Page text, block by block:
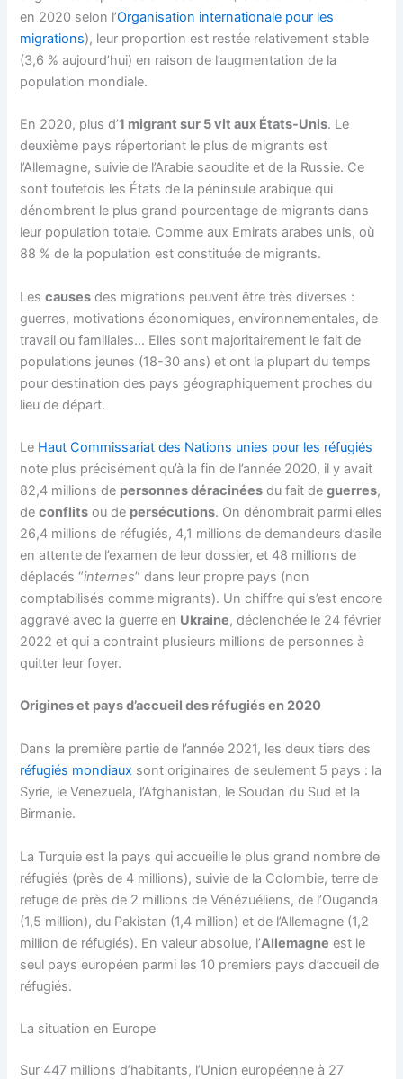
en 2020 selon l’Organisation internationale pour les
migrations), leur proportion est restée relativement stable
(3,6 % aujourd’hui) en raison de l’augmentation de la
population mondiale.
En 2020, plus d’1 migrant sur 5 vit aux États-Unis. Le
deuxième pays répertoriant le plus de migrants est
l’Allemagne, suivie de l’Arabie saoudite et de la Russie. Ce
sont toutefois les États de la péninsule arabique qui
dénombrent le plus grand pourcentage de migrants dans
leur population totale. Comme aux Emirats arabes unis, où
88 % de la population est constituée de migrants.
Lescauses des migrations peuvent être très diverses :
guerres, motivations économiques, environnementales, de
travail ou familiales… Elles sont majoritairement le fait de
populations jeunes (18-30 ans) et ont la plupart du temps
pour destination des pays géographiquement proches du
lieu de départ.
Le Haut Commissariat des Nations unies pour les réfugiés
note plus précisément qu’à la fin de l’année 2020, il y avait
82,4 millions de personnes déracinées du fait deguerres,
deconflits ou de persécutions. On dénombrait parmi elles
26,4 millions de réfugiés, 4,1 millions de demandeurs d’asile
en attente de l’examen de leur dossier, et 48 millions de
déplacés “internes” dans leur propre pays (non
comptabilisés comme migrants). Un chiffre qui s’est encore
aggravé avec la guerre en Ukraine, déclenchée le 24 février
2022 et qui a contraint plusieurs millions de personnes à
quitter leur foyer.
Origines et pays d’accueil des réfugiés en 2020
Dans la première partie de l’année 2021, les deux tiers des
réfugiés mondiaux sont originaires de seulement 5 pays : la
Syrie, le Venezuela, l’Afghanistan, le Soudan du Sud et la
Birmanie.
La Turquie est la pays qui accueille le plus grand nombre de
réfugiés (près de 4 millions), suivie de la Colombie, terre de
refuge de près de 2 millions de Vénézuéliens, de l’Ouganda
(1,5 million), du Pakistan (1,4 million) et de l’Allemagne (1,2
million de réfugiés). En valeur absolue, l’Allemagne est le
seul pays européen parmi les 10 premiers pays d’accueil de
réfugiés.
La situation en Europe
Sur 447 millions d’habitants, l’Union européenne à 27